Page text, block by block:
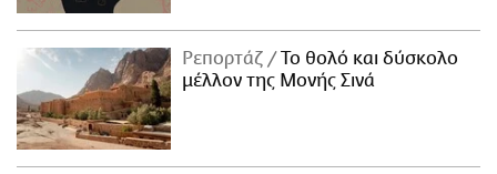
Ρεπορτάζ
Το θολό και δύσκολο
μέλλον της Μονής Σινά